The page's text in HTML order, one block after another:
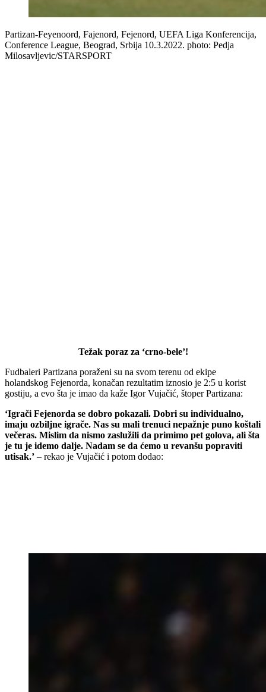
Partizan-Feyenoord, Fajenord, Fejenord, UEFA Liga Konferencija,
Conference League, Beograd, Srbija 10.3.2022. photo: Pedja
Milosavljevic/STARSPORT
Težak poraz za ‘crno-bele’!
Fudbaleri Partizana poraženi su na svom terenu od ekipe
holandskog Fejenorda, konačan rezultatim iznosio je 2:5 u korist
gostiju, a evo šta je imao da kaže Igor Vujačić, štoper Partizana:
‘Igrači Fejenorda se dobro pokazali. Dobri su individualno,
imaju ozbiljne igrače. Nas su mali trenuci nepažnje puno koštali
večeras. Mislim da nismo zaslužili da primimo pet golova, ali šta
je tu je idemo dalje. Nadam se da ćemo u revanšu popraviti
utisak.’ – rekao je Vujačić i potom dodao: